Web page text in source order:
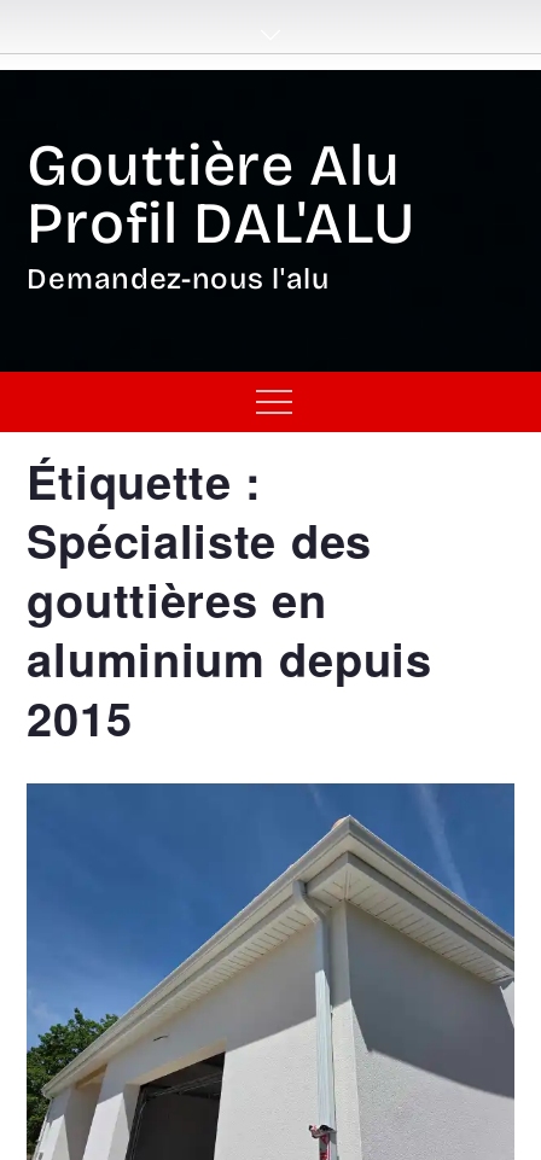
content
Gouttière Alu
Profil DAL'ALU
Demandez-nous l'alu
Menu
Étiquette :
Spécialiste des
gouttières en
aluminium depuis
2015